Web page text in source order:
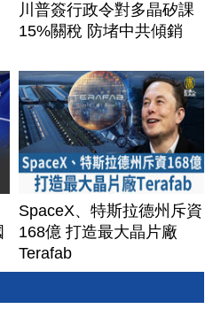
川普簽行政令對多晶矽課
15%關稅 防堵中共傾銷
SpaceX、特斯拉德州斥資
168億 打造最大晶片廠
Terafab